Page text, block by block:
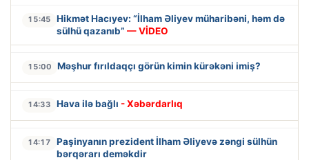
15:45
Hikmət Hacıyev: “İlham Əliyev müharibəni, həm də
sülhü qazanıb” — VİDEO
15:00 Məşhur fırıldaqçı görün kimin kürəkəni imiş?
14:33 Hava ilə bağlı - Xəbərdarlıq
14:17
Paşinyanın prezident İlham Əliyevə zəngi sülhün
bərqərarı deməkdir